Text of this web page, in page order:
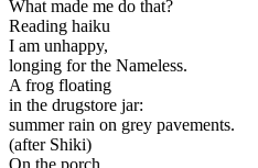
What made me do that?
Reading haiku
I am unhappy,
longing for the Nameless.
A frog floating
in the drugstore jar:
summer rain on grey pavements.
(after Shiki)